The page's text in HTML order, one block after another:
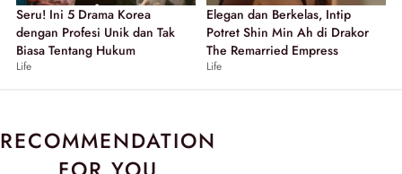
Seru! Ini 5 Drama Korea
dengan Profesi Unik dan Tak
Biasa Tentang Hukum
Life
Elegan dan Berkelas, Intip
Potret Shin Min Ah di Drakor
The Remarried Empress
Life
RECOMMENDATION